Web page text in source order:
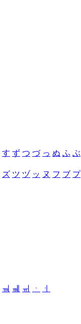
す ず つ づ っ ぬ ふ ぶ
ズ ツ ヅ ッ ヌ フ ブ プ
ㆊ ㆋ ㆌ ㆍ
ㆎ